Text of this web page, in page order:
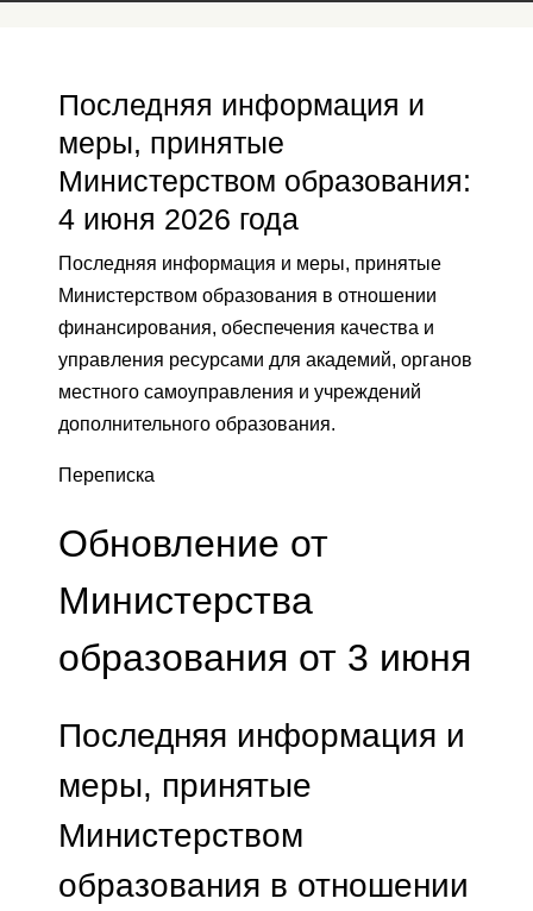
Последняя информация и
меры, принятые
Министерством образования:
4 июня 2026 года
Последняя информация и меры, принятые
Министерством образования в отношении
финансирования, обеспечения качества и
управления ресурсами для академий, органов
местного самоуправления и учреждений
дополнительного образования.
Переписка
Обновление от
Министерства
образования от 3 июня
Последняя информация и
меры, принятые
Министерством
образования в отношении